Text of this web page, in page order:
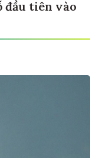
đầu tiên vào